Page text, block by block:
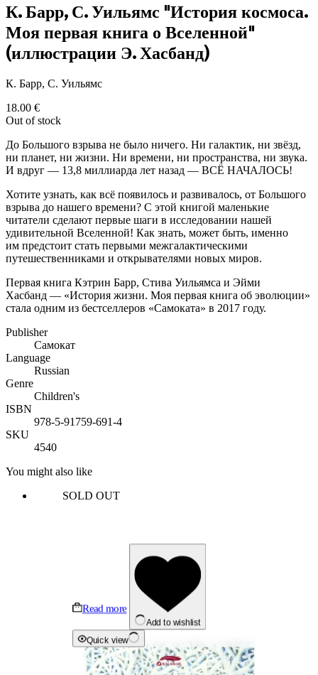
К. Барр, С. Уильямс "История космоса.
Моя первая книга о Вселенной"
(иллюстрации Э. Хасбанд)
К. Барр, С. Уильямс
18.00 €
Out of stock
До Большого взрыва не было ничего. Ни галактик, ни звёзд,
ни планет, ни жизни. Ни времени, ни пространства, ни звука.
И вдруг — 13,8 миллиарда лет назад — ВСЁ НАЧАЛОСЬ!
Хотите узнать, как всё появилось и развивалось, от Большого
взрыва до нашего времени? С этой книгой маленькие
читатели сделают первые шаги в исследовании нашей
удивительной Вселенной! Как знать, может быть, именно
им предстоит стать первыми межгалактическими
путешественниками и открывателями новых миров.
Первая книга Кэтрин Барр, Стива Уильямса и Эйми
Хасбанд — «История жизни. Моя первая книга об эволюции»
стала одним из бестселлеров «Самоката» в 2017 году.
Publisher
Самокат
Language
Russian
Genre
Children's
ISBN
978-5-91759-691-4
SKU
4540
You might also like
SOLD OUT
Read more
Add to wishlist
Quick view